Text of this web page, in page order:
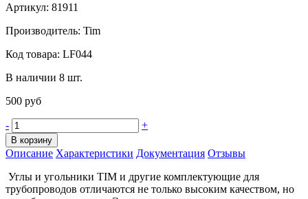
Артикул: 81911
Производитель: Tim
Код товара: LF044
В наличии 8 шт.
500 руб
- +
В корзину
Описание Характеристики Документация Отзывы
Углы и угольники TIM и другие комплектующие для
трубопроводов отличаются не только высоким качеством, но